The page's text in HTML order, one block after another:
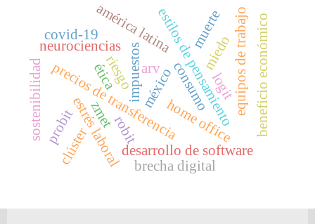
méxico
precios de transferencia
impuestos
neurociencias estilos de pensamientoequipos de trabajo
desarrollo de software
home office beneficio económico
estrés laboral brecha digital
américa latina miedo
consumo
riesgo
muerte
covid-19
zmet
arv
clúster
probit
logit
robit
sostenibilidad ética